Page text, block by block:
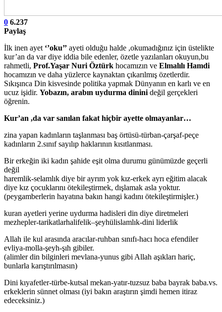
0 6.237
Paylaş
İlk inen ayet ‘’oku’’ ayeti olduğu halde ,okumadığınız için üstelikte
kur’an da var diye iddia bile edenler, özetle yazılanları okuyun,bu
rahmetli, Prof.Yaşar Nuri Öztürk hocamızın ve Elmalılı Hamdi
hocamızın ve daha yüzlerce kaynaktan çıkarılmış özetlerdir.
Sıkışınca Din kisvesinde politika yapmak Dünyanın en karlı ve en
ucuz işidir. Yobazın, arabın uydurma dinini değil gerçekleri
öğrenin.
Kur’an ,da var sanılan fakat hiçbir ayette olmayanlar…
zina yapan kadınların taşlanması baş örtüsü-türban-çarşaf-peçe
kadınların 2.sınıf sayılıp haklarının kısıtlanması.
Bir erkeğin iki kadın şahide eşit olma durumu günümüzde geçerli
değil
haremlik-selamlık diye bir ayrım yok kız-erkek ayrı eğitim alacak
diye kız çocuklarını ötekileştirmek, dışlamak asla yoktur.
(peygamberlerin hayatına bakın hangi kadını ötekileştirmişler.)
kuran ayetleri yerine uydurma hadisleri din diye diretmeleri
mezhepler-tarikatlarhalifelik–şeyhülislamlık-dini liderlik
Allah ile kul arasında aracılar-ruhban sınıfı-hacı hoca efendiler
evliya-molla-şeyh-şıh gibiler.
(alimler din bilginleri mevlana-yunus gibi Allah aşıkları hariç,
bunlarla karıştırılmasın)
Dini kıyafetler-türbe-kutsal mekan-yatır-tuzsuz baba bayrak baba.vs.
erkeklerin sünnet olması (iyi bakın araştırın şimdi hemen itiraz
edeceksiniz.)